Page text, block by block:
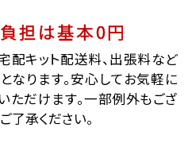
担は基本0円
配キット配送料、出張料など
なります。安心してお気軽に
ただけます。一部例外もござ
了承ください。